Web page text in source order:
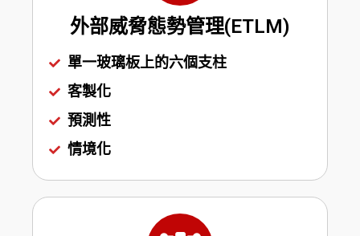
外部威脅態勢管理(ETLM)
單一玻璃板上的六個支柱
客製化
預測性
情境化